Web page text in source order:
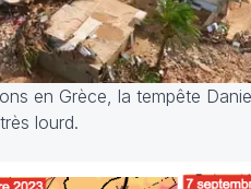
en Grèce, la tempête
lourd.